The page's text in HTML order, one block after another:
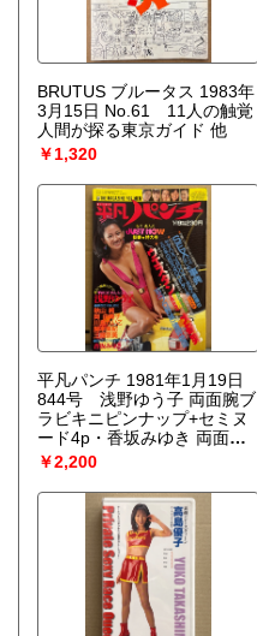
BRUTUS ブルータス 1983年
3月15日 No.61 11人の触覚
人間が探る東京ガイド 他
￥1,320
平凡パンチ 1981年1月19日
844号 浅野ゆう子 両面腕ブ
ラビキニピンナップ+セミヌ
ード4p・香坂みゆき 両面ピ
ンナップ付き 三崎奈美 ヌ
ード7p・秋山純 ヌード6p・
岡由美子 ヌード5p・川島れ
いこ ヌード4p・関本美紀 ヌ
ード7p・ローティーンアスリ
ート10人（伊藤みどり/中田
久美/長崎宏子/森尾麻衣
子）・スプリング＆サマーガ
ールズ21人・池田満寿夫vs寺
山修司 対談 他
￥2,200